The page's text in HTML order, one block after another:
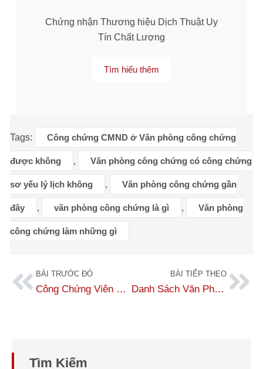
Chứng nhận Thương hiệu Dịch Thuật Uy
Tín Chất Lượng
Tìm hiểu thêm
Tags: Công chứng CMND ở Văn phòng công chứng
được không , Văn phòng công chứng có công chứng
sơ yếu lý lịch không , Văn phòng công chứng gần
đây , văn phòng công chứng là gì , Văn phòng
công chứng làm những gì
BÀI TRƯỚC ĐÓ
Công Chứng Viên Là Gì? Nghề Công Chứng Viên Lương Bao Nhiêu?
BÀI TIẾP THEO
Danh Sách Văn Phòng Công Chứng Tại Quận Ba Đình, Hà Nội
Tìm Kiếm